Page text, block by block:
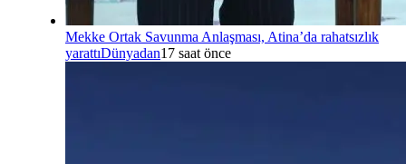
Mekke Ortak Savunma Anlaşması, Atina’da rahatsızlık
yarattıDünyadan17 saat önce